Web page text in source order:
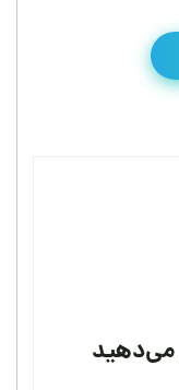
می‌دهید